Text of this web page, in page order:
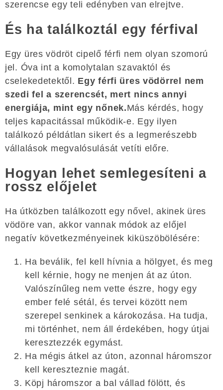
szerencse egy teli edényben van elrejtve.
És ha találkoztál egy férfival
Egy üres vödröt cipelő férfi nem olyan szomorú
jel. Óva int a komolytalan szavaktól és
cselekedetektől. Egy férfi üres vödörrel nem
szedi fel a szerencsét, mert nincs annyi
energiája, mint egy nőnek.Más kérdés, hogy
teljes kapacitással működik-e. Egy ilyen
találkozó példátlan sikert és a legmerészebb
vállalások megvalósulását vetíti előre.
Hogyan lehet semlegesíteni a
rossz előjelet
Ha útközben találkozott egy nővel, akinek üres
vödöre van, akkor vannak módok az előjel
negatív következményeinek kiküszöbölésére:
Ha beválik, fel kell hívnia a hölgyet, és meg
kell kérnie, hogy ne menjen át az úton.
Valószínűleg nem vette észre, hogy egy
ember felé sétál, és tervei között nem
szerepel senkinek a károkozása. Ha tudja,
mi történhet, nem áll érdekében, hogy útjai
keresztezzék egymást.
Ha mégis átkel az úton, azonnal háromszor
kell kereszteznie magát.
Köpj háromszor a bal vállad fölött, és